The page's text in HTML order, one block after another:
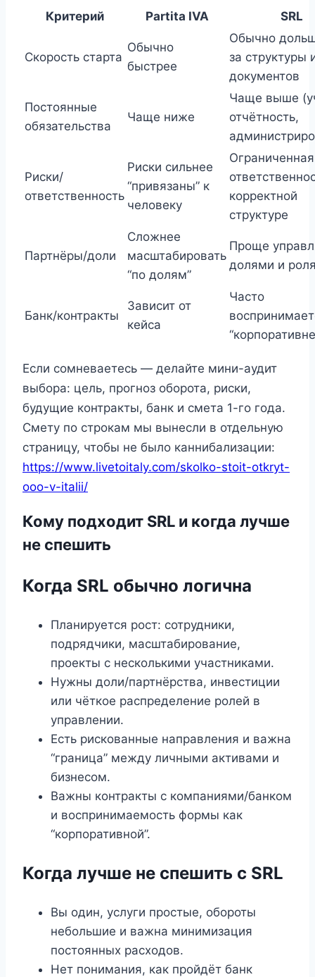
Критерий Partita IVA SRL
Скорость старта
Обычно
быстрее
Обычно
за структуры
документов
Постоянные
обязательства
Чаще ниже
Чаще выше
отчётность,
Риски/
ответственность
Риски сильнее
“привязаны” к
человеку
Ограниченная
корректной
структуре
Партнёры/доли
Сложнее
масштабировать
“по долям”
Проще
долями и
Банк/контракты
Зависит от
кейса
Часто
Если сомневаетесь — делайте мини-аудит
выбора: цель, прогноз оборота, риски,
будущие контракты, банк и смета 1-го года.
Смету по строкам мы вынесли в отдельную
страницу, чтобы не было каннибализации:
https://www.livetoitaly.com/skolko-stoit-otkryt-
ooo-v-italii/
Кому подходит SRL и когда лучше
не спешить
Когда SRL обычно логична
Планируется рост: сотрудники,
подрядчики, масштабирование,
проекты с несколькими участниками.
Нужны доли/партнёрства, инвестиции
или чёткое распределение ролей в
управлении.
Есть рискованные направления и важна
“граница” между личными активами и
бизнесом.
Важны контракты с компаниями/банком
и воспринимаемость формы как
“корпоративной”.
Когда лучше не спешить с SRL
Вы один, услуги простые, обороты
небольшие и важна минимизация
постоянных расходов.
Нет понимания, как пройдёт банк